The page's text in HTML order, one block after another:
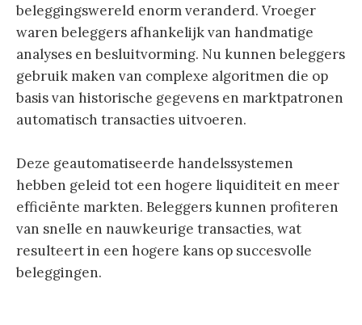
beleggingswereld enorm veranderd. Vroeger
waren beleggers afhankelijk van handmatige
analyses en besluitvorming. Nu kunnen beleggers
gebruik maken van complexe algoritmen die op
basis van historische gegevens en marktpatronen
automatisch transacties uitvoeren.
Deze geautomatiseerde handelssystemen
hebben geleid tot een hogere liquiditeit en meer
efficiënte markten. Beleggers kunnen profiteren
van snelle en nauwkeurige transacties, wat
resulteert in een hogere kans op succesvolle
beleggingen.